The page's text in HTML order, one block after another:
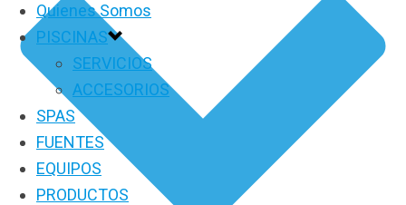
Quienes Somos
PISCINAS
SERVICIOS
ACCESORIOS
SPAS
FUENTES
EQUIPOS
PRODUCTOS